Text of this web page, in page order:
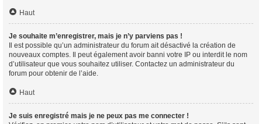
Haut
Je souhaite m’enregistrer, mais je n’y parviens pas !
Il est possible qu’un administrateur du forum ait désactivé la création de
nouveaux comptes. Il peut également avoir banni votre IP ou interdit le nom
d’utilisateur que vous souhaitez utiliser. Contactez un administrateur du
forum pour obtenir de l’aide.
Haut
Je suis enregistré mais je ne peux pas me connecter !